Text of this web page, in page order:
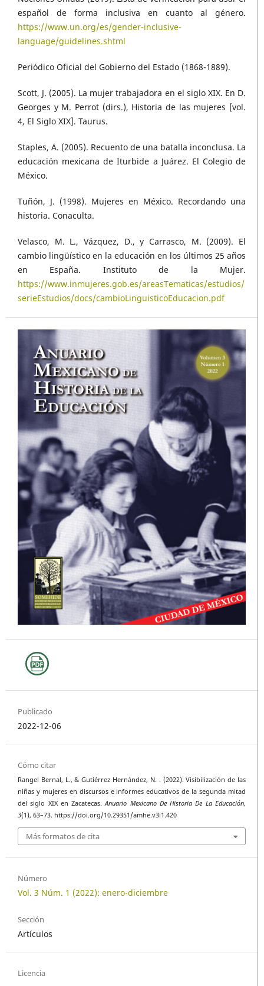
español de forma inclusiva en cuanto al género.
https://www.un.org/es/gender-inclusive-
language/guidelines.shtml
Periódico Oficial del Gobierno del Estado (1868-1889).
Scott, J. (2005). La mujer trabajadora en el siglo XIX. En D.
Georges y M. Perrot (dirs.), Historia de las mujeres [vol.
4, El Siglo XIX]. Taurus.
Staples, A. (2005). Recuento de una batalla inconclusa. La
educación mexicana de Iturbide a Juárez. El Colegio de
México.
Tuñón, J. (1998). Mujeres en México. Recordando una
historia. Conaculta.
Velasco, M. L., Vázquez, D., y Carrasco, M. (2009). El
cambio lingüístico en la educación en los últimos 25 años
en España. Instituto de la Mujer.
https://www.inmujeres.gob.es/areasTematicas/estudios/
serieEstudios/docs/cambioLinguisticoEducacion.pdf
Publicado
2022-12-06
Cómo citar
Rangel Bernal, L., & Gutiérrez Hernández, N. . (2022). Visibilización de las
niñas y mujeres en discursos e informes educativos de la segunda mitad
del siglo XIX en Zacatecas.Anuario Mexicano De Historia De La Educación,
3(1), 63–73. https://doi.org/10.29351/amhe.v3i1.420
Más formatos de cita
Número
Vol. 3 Núm. 1 (2022): enero-diciembre
Sección
Artículos
Licencia